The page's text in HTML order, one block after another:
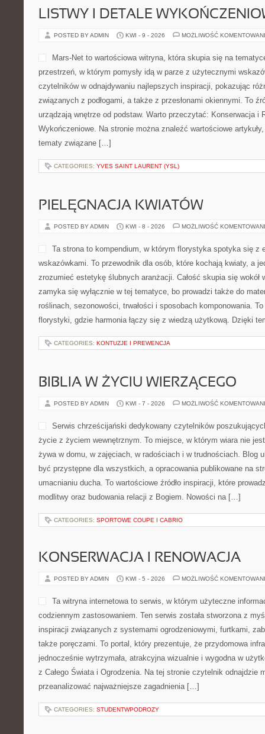
LISTWY I DETALE
POSTED BY ADMIN KWI - 9 - 2026 MOŻLIWOŚĆ
Mars-Net to wartościowa witryna, która skupia się na
przestrzeń, w którym pomysły idą w parze z użytecznymi
czytelników w odnajdywaniu najlepszych inspiracji, pokazując
związanych z podłogami, a także z przesłonami okiennymi. To
urządzają wnętrze od podstaw. Warto przeczytać: Konserwacja i
Wykończeniowe. Na stronie można znaleźć wartościowe
tematy związane […]
CATEGORIES: YVES SAINT LAURENT (YSL)
PIELĘGNACJA KWIATÓW
POSTED BY ADMIN KWI - 8 - 2026 MOŻLIWOŚĆ
Ta strona to kompendium, w którym florystyka spotyka się z
wskazówkami. To przewodnik dla osób, które kochają kwiaty, a
zrozumieć estetykę ślubnych aranżacji. Całość skupia się wokół
zamyka się wyłącznie w tej tematyce, bo prowadzi także do
roślinach, sezonowości, trwałości i sposobach komponowania.
florystyki, gdzie harmonia łączy się z wiedzą użytkową. Dzięki
CATEGORIES: KONTUZJE I PREWENCJA
BIBLIA W ŻYCIU WIERZĄCEGO
POSTED BY ADMIN KWI - 7 - 2026 MOŻLIWOŚĆ
Serwis chrześcijański dedykowany czytelników
życie z życiem wewnętrznym. To miejsce, w którym wiara nie
żywa w domu, w zajęciach, w radościach i w trudnościach. Blog
być przystępne dla wszystkich, a opracowania publikowane na
umacnianiu ducha. To wartościowe źródło inspiracji, które
modlitwy oraz budowania relacji z Bogiem. Nowości na […]
CATEGORIES: SPORTOWE COUPE I CABRIO
KONSERWACJA I RENOWACJA
POSTED BY ADMIN KWI - 5 - 2026 MOŻLIWOŚĆ
Ta witryna internetowa to serwis, w którym użyteczne
codziennym zastosowaniem. Ten serwis została stworzona z
inspiracji związanych z systemami ogrodzeniowymi, furtkami,
także poręczami. To portal, który prezentuje, że przydomowa
jednocześnie wytrzymała, atrakcyjna wizualnie i wygodna w
z Całego Świata i Ogrodzenia. Na tej stronie czytelnik odnajdzie
przeanalizować najważniejsze zagadnienia […]
CATEGORIES: STUDENTWPODROZY